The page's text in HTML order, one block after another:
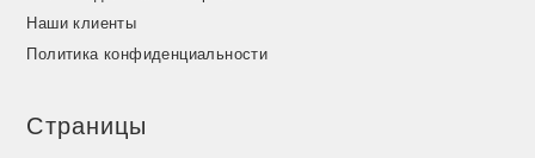
Наши клиенты
Политика конфиденциальности
Страницы